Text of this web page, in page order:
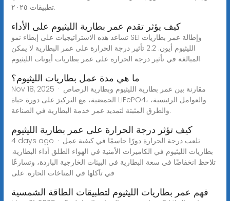
تطبيقات ٢٠٢٥.
كيف يؤثر تقدم عمر بطارية الليثيوم على الأداء
تساعد هذه الاستراتيجيات على إبطاء نمو SEI وإطالة عمر بطاريات
الليثيوم أيون. 2.2 تأثير درجة الحرارة على عمر البطارية لا يمكن
المبالغة في تأثير درجة الحرارة على عمر بطاريات أيونات الليثيوم.
ما هي مدة عمل بطاريات الليثيوم؟
Nov 18, 2025 · مقارنة بين عمر بطارية الليثيوم وبطارية الرصاص
الحمضية، مع التركيز على دورة حياة LiFePO4، والعوامل الرئيسية،
والطرق المثبتة لتمديد عمر خدمة البطارية في الصناعة.
كيف تؤثر درجة الحرارة على عمر بطارية الليثيوم
4 days ago · تلعب درجة الحرارة دورًا حاسمًا في كيفية عمل
بطاريات الليثيوم في الكاميرات الأمنية في الهواء الطلق أداء البطارية.
تلاحظ انخفاضًا في سعة البطارية في البيئات الخارجية الباردة، وتسارعًا
في تآكلها في المناخات الحارة. على
فهم عمر بطاريات الليثيوم لتطبيقات الطاقة الشمسية